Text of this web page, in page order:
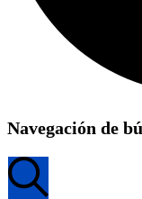
Eventos
en
4
Navegación de